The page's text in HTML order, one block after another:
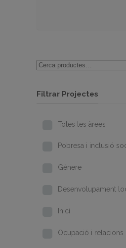
Filtrar Projectes
Totes les àrees
Pobresa i inclusió
Gènere
Desenvolupament
Inici
Ocupació i relacions